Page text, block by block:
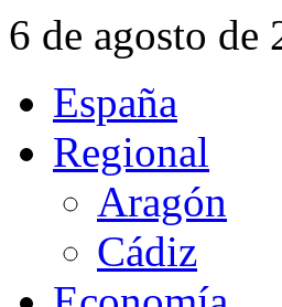
6 de agosto
España
Regional
Aragón
Cádiz